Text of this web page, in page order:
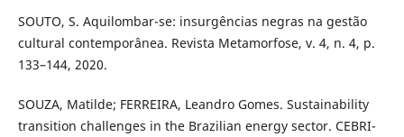
SOUTO, S. Aquilombar-se: insurgências negras na gestão
cultural contemporânea. Revista Metamorfose, v. 4, n. 4, p.
133–144, 2020.
SOUZA, Matilde; FERREIRA, Leandro Gomes. Sustainability
transition challenges in the Brazilian energy sector. CEBRI-